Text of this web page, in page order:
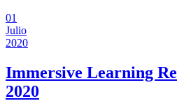
01
Julio
2020
Immersive Learning
2020